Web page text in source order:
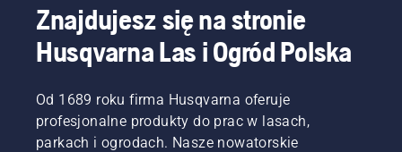
Znajdujesz się na stronie
Husqvarna Las i Ogród Polska
Od 1689 roku firma Husqvarna oferuje
profesjonalne produkty do prac w lasach,
parkach i ogrodach. Nasze nowatorskie